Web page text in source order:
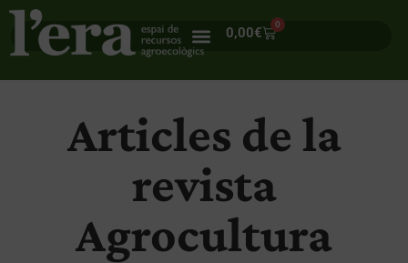
0,00€
0
Articles de la
revista
Agrocultura